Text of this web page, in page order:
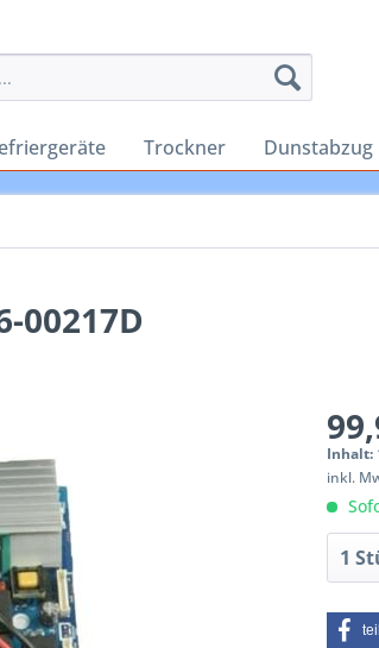
Trockner Dunstabzug
00217D
Inhalt:
inkl.